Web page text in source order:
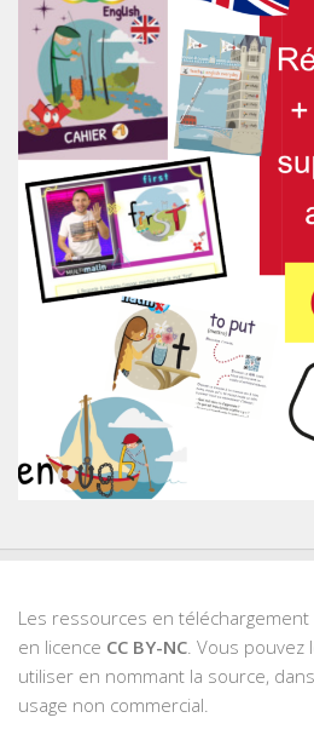
Les ressources en
en licence CC BY-NC . Vous
utiliser en nommant la source,
usage non commercial.